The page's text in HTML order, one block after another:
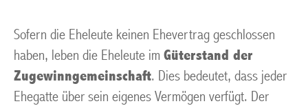
Sofern die Eheleute keinen Ehevertrag geschlossen
haben, leben die Eheleute im Güterstand der
Zugewinngemeinschaft. Dies bedeutet, dass jeder
Ehegatte über sein eigenes Vermögen verfügt. Der